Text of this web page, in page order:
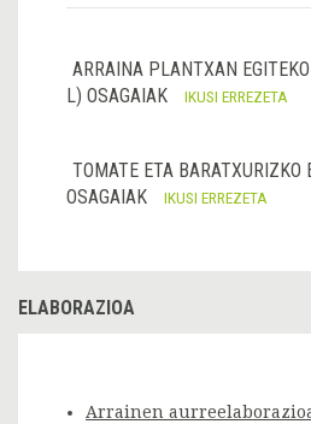
ARRAINA PLANTXAN
L) OSAGAIAK
IKUSI ERREZETA
TOMATE ETA
OSAGAIAK
IKUSI ERREZETA
ELABORAZIOA
Arrainen